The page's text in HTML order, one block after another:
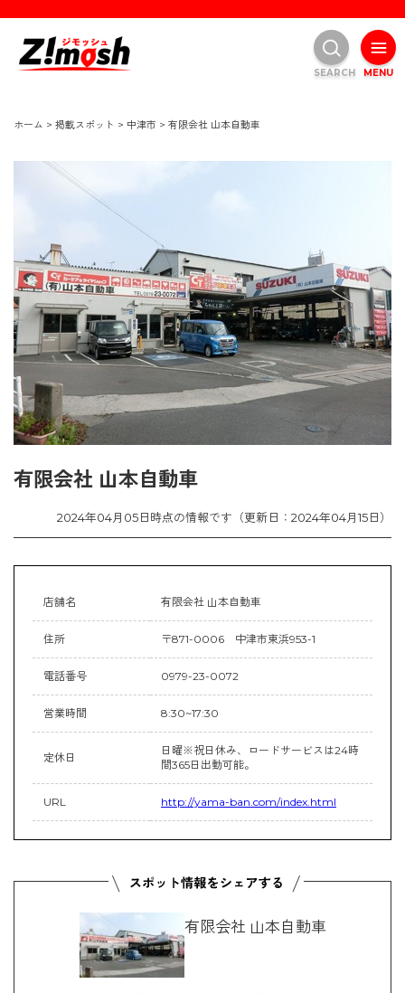
ホーム > 掲載スポット > 中津市 > 有限会社 山本自動車
有限会社 山本自動車
2024年04月05日時点の情報です（更新日：2024年04月15日）
店舗名 有限会社 山本自動車
住所 〒871-0006 中津市東浜953-1
電話番号 0979-23-0072
営業時間 8:30~17:30
定休日
日曜※祝日休み、ロードサービスは24時
間365日出動可能。
URL http://yama-ban.com/index.html
有限会社 山本自動車
MENU
SEARCH